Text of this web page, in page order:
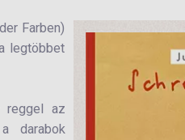
Farben)
legtöbbet
reggel az
darabok